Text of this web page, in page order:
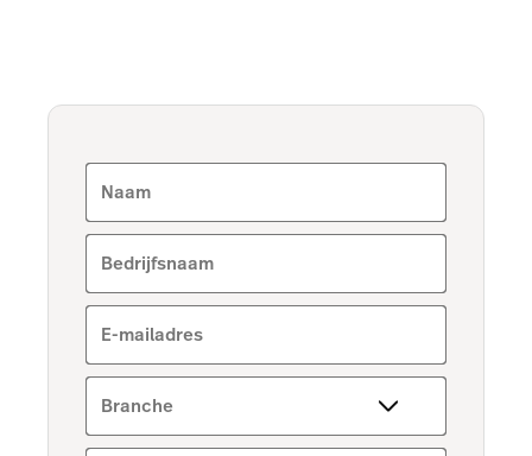
Naam
Bedrijfsnaam
E-mailadres
Branche